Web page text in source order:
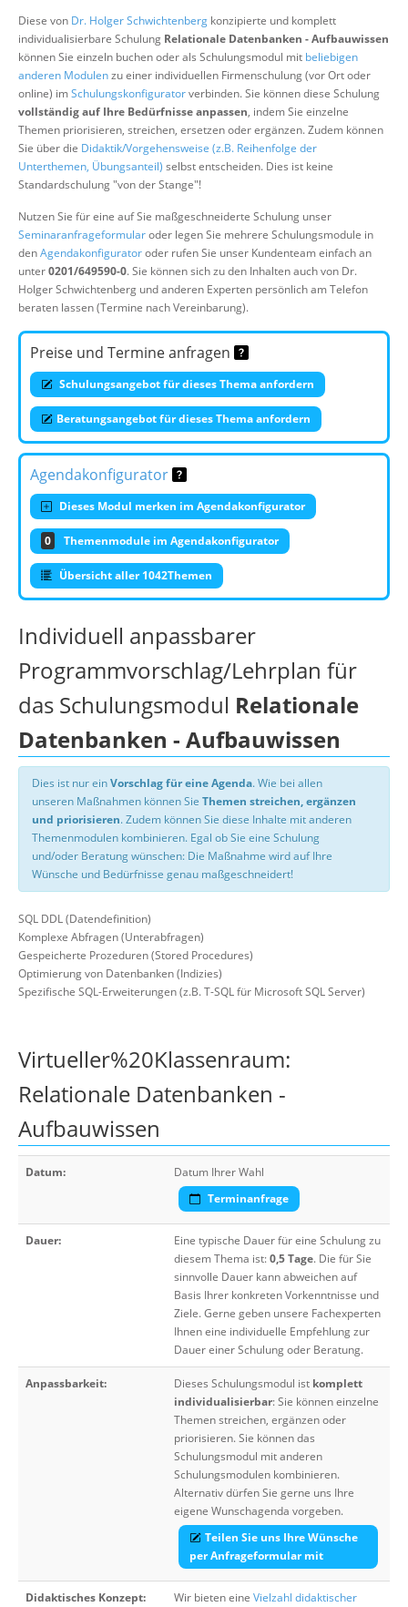
Suche
Diese von Dr. Holger Schwichtenberg konzipierte und komplett
individualisierbare Schulung Relationale Datenbanken - Aufbauwissen
können Sie einzeln buchen oder als Schulungsmodul mit beliebigen
anderen Modulenzu einer individuellen Firmenschulung (vor Ort oder
online) imSchulungskonfiguratorverbinden. Sie können diese Schulung
vollständig auf Ihre Bedürfnisse anpassen, indem Sie einzelne
Themen priorisieren, streichen, ersetzen oder ergänzen. Zudem können
Sie über die Didaktik/Vorgehensweise (z.B. Reihenfolge der
Unterthemen, Übungsanteil) selbst entscheiden. Dies ist keine
Standardschulung "von der Stange"!
Nutzen Sie für eine auf Sie maßgeschneiderte Schulung unser
Seminaranfrageformularoder legen Sie mehrere Schulungsmodule in
denAgendakonfiguratoroder rufen Sie unser Kundenteam einfach an
unter0201/649590-0. Sie können sich zu den Inhalten auch von Dr.
Holger Schwichtenberg und anderen Experten persönlich am Telefon
beraten lassen (Termine nach Vereinbarung).
Preise und Termine anfragen
Schulungsangebot für dieses Thema anfordern
Beratungsangebot für dieses Thema anfordern
Agendakonfigurator
Dieses Modul merken im Agendakonfigurator
0 Themenmodule im Agendakonfigurator
Übersicht aller 1042Themen
Individuell anpassbarer
Programmvorschlag/Lehrplan für
das Schulungsmodul Relationale
Datenbanken - Aufbauwissen
Dies ist nur einVorschlag für eine Agenda. Wie bei allen
unseren Maßnahmen können Sie Themen streichen, ergänzen
und priorisieren. Zudem können Sie diese Inhalte mit anderen
Themenmodulen kombinieren. Egal ob Sie eine Schulung
und/oder Beratung wünschen: Die Maßnahme wird auf Ihre
Wünsche und Bedürfnisse genau maßgeschneidert!
SQL DDL (Datendefinition)
Komplexe Abfragen (Unterabfragen)
Gespeicherte Prozeduren (Stored Procedures)
Optimierung von Datenbanken (Indizies)
Spezifische SQL-Erweiterungen (z.B. T-SQL für Microsoft SQL Server)
Virtueller%20Klassenraum:
Relationale Datenbanken -
Aufbauwissen
Datum:
Datum Ihrer Wahl
Terminanfrage
Dauer:
Eine typische Dauer für eine Schulung zu
diesem Thema ist:0,5 Tage. Die für Sie
sinnvolle Dauer kann abweichen auf
Basis Ihrer konkreten Vorkenntnisse und
Ziele. Gerne geben unsere Fachexperten
Ihnen eine individuelle Empfehlung zur
Dauer einer Schulung oder Beratung.
Anpassbarkeit: Dieses Schulungsmodul ist komplett
individualisierbar: Sie können einzelne
Themen streichen, ergänzen oder
priorisieren. Sie können das
Schulungsmodul mit anderen
Schulungsmodulen kombinieren.
Alternativ dürfen Sie gerne uns Ihre
eigene Wunschagenda vorgeben.
Teilen Sie uns Ihre Wünsche
per Anfrageformular mit
Didaktisches Konzept: Wir bieten eine Vielzahl didaktischer